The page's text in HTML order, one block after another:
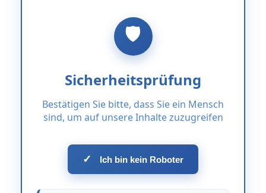
Sicherheitsprüfung
Bestätigen Sie bitte, dass Sie ein Mensch
sind, um auf unsere Inhalte zuzugreifen
✓ Ich bin kein Roboter